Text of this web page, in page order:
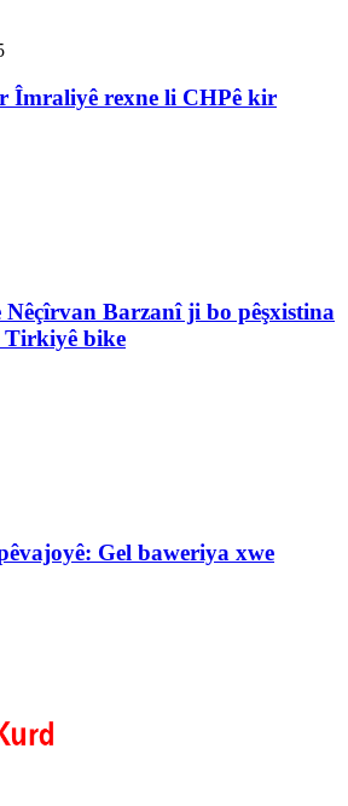
Îmraliyê rexne li CHPê kir
Nêçîrvan Barzanî ji bo pêşxistina
Tirkiyê bike
Gel baweriya xwe